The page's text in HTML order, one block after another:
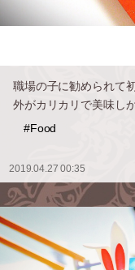
職場の子に勧められて
外がカリカリで美味し
#Food
2019.04.27 00:35